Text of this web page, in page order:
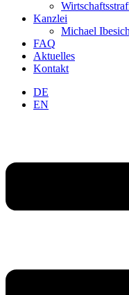
Kanzlei
Michael Ibesich
FAQ
Aktuelles
Kontakt
DE
EN